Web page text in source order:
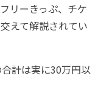
リーきっぷ、チケ
えて解説されてい
計は実に30万円以